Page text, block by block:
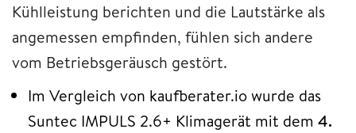
Kühlleistung berichten und die Lautstärke als
angemessen empfinden, fühlen sich andere
vom Betriebsgeräusch gestört.
Im Vergleich von kaufberater.io wurde das
Suntec IMPULS 2.6+ Klimagerät mit dem 4.